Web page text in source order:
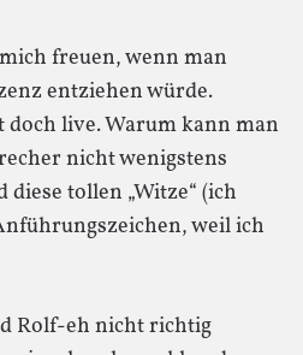
freuen, wenn man
entziehen würde.
live. Warum kann man
nicht wenigstens
tollen „Witze“ (ich
weil ich
Rolf-eh nicht richtig